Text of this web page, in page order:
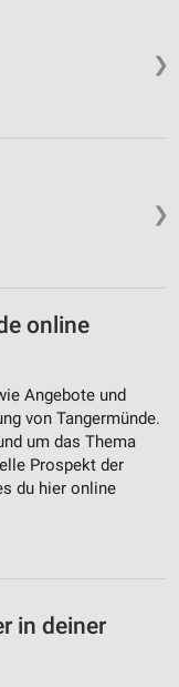
❯
❯
online
Angebote und
von Tangermünde.
um das Thema
Prospekt der
du hier online
in deiner